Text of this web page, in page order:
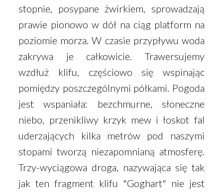
stopnie, posypane żwirkiem, sprowadzają
prawie pionowo w dół na ciąg platform na
poziomie morza. W czasie przypływu woda
zakrywa je całkowicie. Trawersujemy
wzdłuż klifu, częściowo się wspinając
pomiędzy poszczególnymi półkami. Pogoda
jest wspaniała: bezchmurne, słoneczne
niebo, przenikliwy krzyk mew i łoskot fal
uderzających kilka metrów pod naszymi
stopami tworzą niezapomnianą atmosferę.
Trzy-wyciągowa droga, nazywająca się tak
jak ten fragment klifu "Goghart" nie jest